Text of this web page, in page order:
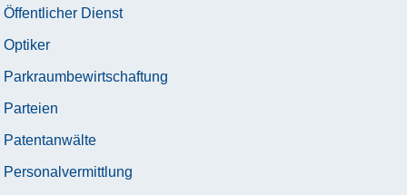
Öffentlicher Dienst
Optiker
Parkraumbewirtschaftung
Parteien
Patentanwälte
Personalvermittlung